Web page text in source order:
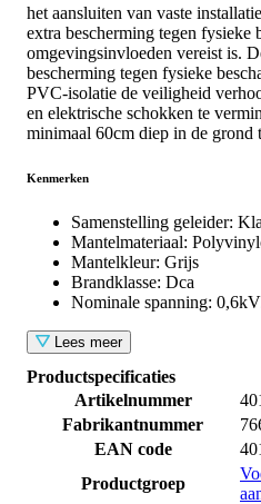
het aansluiten van vaste
extra bescherming tegen fysieke
omgevingsinvloeden vereist is.
bescherming tegen fysieke
PVC-isolatie de veiligheid
en elektrische schokken te
minimaal 60cm diep in de grond
Kenmerken
Samenstelling geleider:
Mantelmateriaal:
Mantelkleur: Grijs
Brandklasse: Dca
Nominale spanning:
Lees meer
Productspecificaties
Artikelnummer
Fabrikantnummer
EAN code
Productgroep